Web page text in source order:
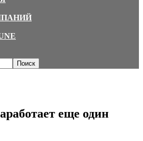
еще один